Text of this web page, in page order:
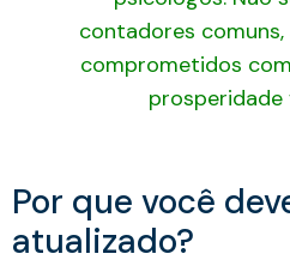
Por que você
atualizado?